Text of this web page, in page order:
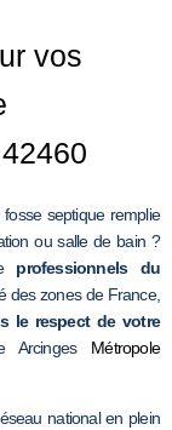
vos
septique remplie
ou salle de bain ?
professionnels du
des zones de France,
le respect de votre
Arcinges Métropole
national en plein